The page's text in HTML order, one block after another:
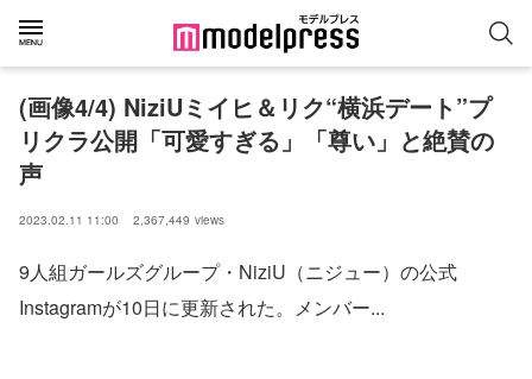
(画像4/4) NiziUミイヒ＆リク“横浜デート”プ
リクラ公開「可愛すぎる」「尊い」と絶賛の
声
2023.02.11 11:00 2,367,449 views
9人組ガールズグループ・NiziU（ニジュー）の公式
Instagramが10日に更新された。メンバー...